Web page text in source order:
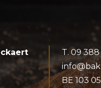
T. 09 388
BE 103